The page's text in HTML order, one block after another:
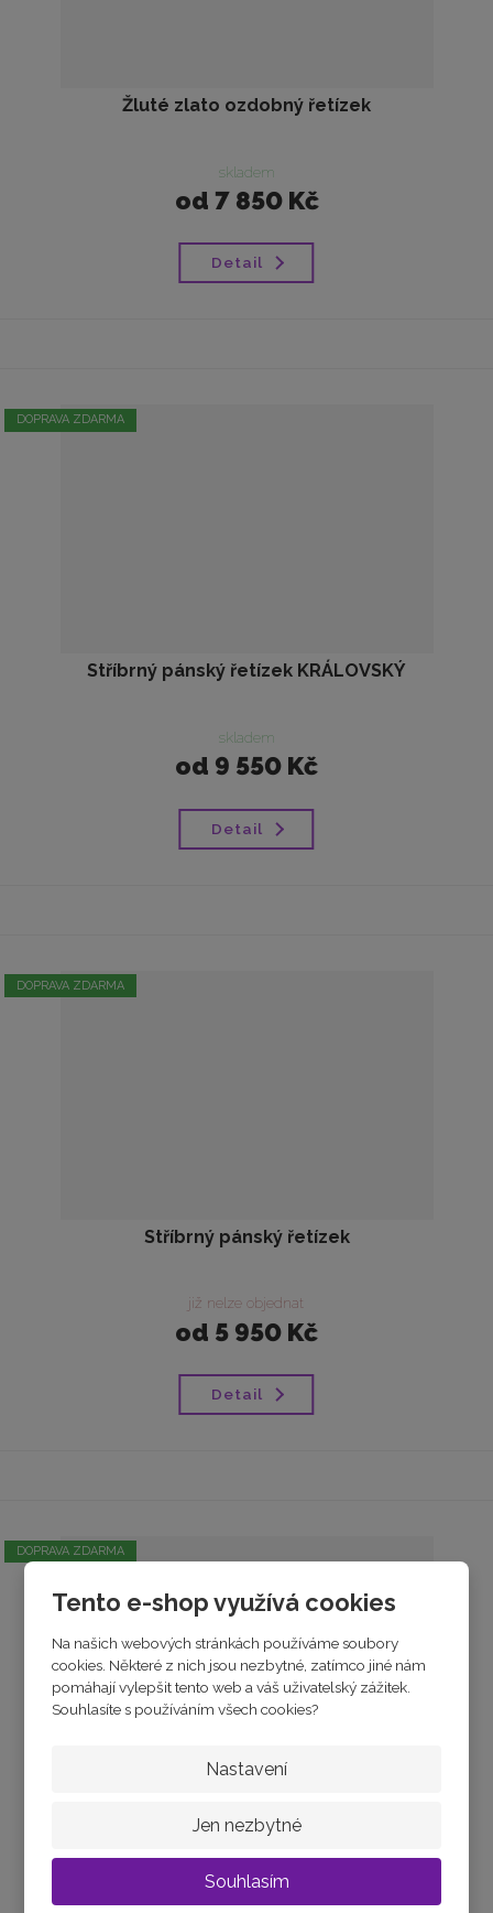
Tento e-shop využívá cookies
Na našich webových stránkách používáme soubory
cookies. Některé z nich jsou nezbytné, zatímco jiné nám
pomáhají vylepšit tento web a váš uživatelský zážitek.
Souhlasíte s používáním všech cookies?
Nastavení
Jen nezbytné
Souhlasím
Žluté zlato ozdobný řetízek
skladem
od 7 850 Kč
Detail
DOPRAVA ZDARMA
Stříbrný pánský řetízek KRÁLOVSKÝ
skladem
od 9 550 Kč
Detail
DOPRAVA ZDARMA
Stříbrný pánský řetízek
již nelze objednat
od 5 950 Kč
Detail
DOPRAVA ZDARMA
od5 450 Kč